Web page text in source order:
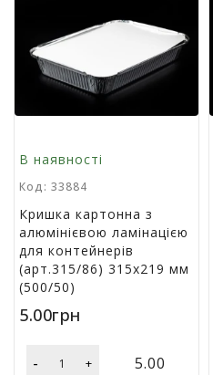
в
п
а
о
в
к
а
А
В наявності
Код: 33884
Кришка картонна з
алюмінієвою ламінацією
для контейнерів
(арт.315/86) 315х219 мм
(500/50)
5.00грн
- + 5.00